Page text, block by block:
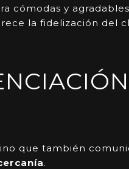
cómodas y
la fidelización del
que también
.